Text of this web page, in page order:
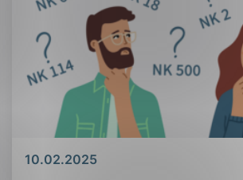
Dato
10.02.2025